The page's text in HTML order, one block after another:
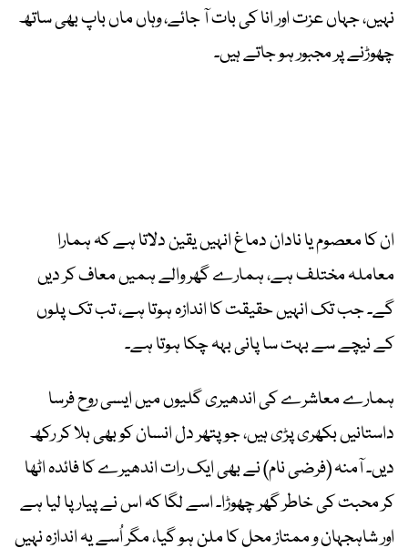
نہیں، جہاں عزت اور انا کی بات آ جائے، وہاں ماں باپ بھی ساتھ
چھوڑنے پر مجبور ہو جاتے ہیں۔
ان کا معصوم یا نادان دماغ انہیں یقین دلاتا ہے کہ ہمارا
معاملہ مختلف ہے، ہمارے گھر والے ہمیں معاف کر دیں
گے۔ جب تک انہیں حقیقت کا اندازہ ہوتا ہے، تب تک پلوں
کے نیچے سے بہت سا پانی بہہ چکا ہوتا ہے۔
ہمارے معاشرے کی اندھیری گلیوں میں ایسی روح فرسا
داستانیں بکھری پڑی ہیں، جو پتھر دل انسان کو بھی ہلا کر رکھ
دیں۔ آمنہ (فرضی نام) نے بھی ایک رات اندھیرے کا فائدہ اٹھا
کر محبت کی خاطر گھر چھوڑا۔ اسے لگا کہ اس نے پیار پا لیا ہے
اور شاہجہان و ممتاز محل کا ملن ہو گیا، مگر اُسے یہ اندازہ نہیں